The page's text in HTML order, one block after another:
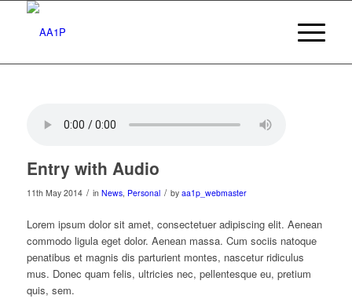
Entry with Audio
11th May 2014 / in News, Personal / by aa1p_webmaster
Lorem ipsum dolor sit amet, consectetuer adipiscing elit. Aenean
commodo ligula eget dolor. Aenean massa. Cum sociis natoque
penatibus et magnis dis parturient montes, nascetur ridiculus
mus. Donec quam felis, ultricies nec, pellentesque eu, pretium
quis, sem.